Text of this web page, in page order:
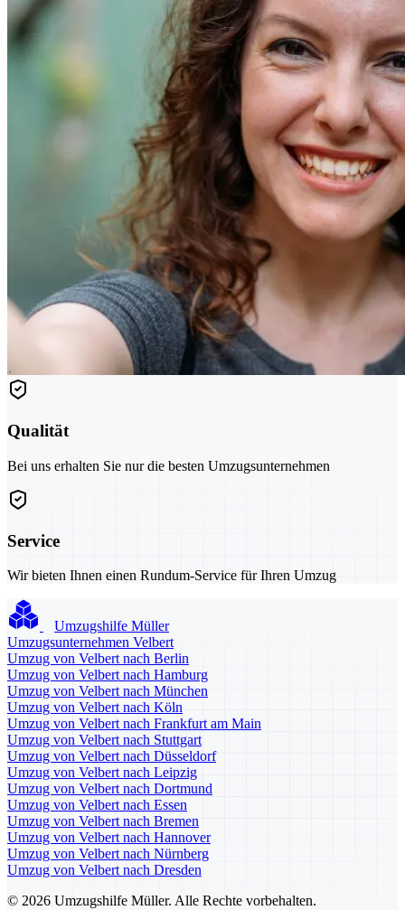
Qualität
Bei uns erhalten Sie nur die besten Umzugsunternehmen
Service
Wir bieten Ihnen einen Rundum-Service für Ihren Umzug
Umzugshilfe Müller
Umzugsunternehmen Velbert
Umzug von Velbert nach Berlin
Umzug von Velbert nach Hamburg
Umzug von Velbert nach München
Umzug von Velbert nach Köln
Umzug von Velbert nach Frankfurt am Main
Umzug von Velbert nach Stuttgart
Umzug von Velbert nach Düsseldorf
Umzug von Velbert nach Leipzig
Umzug von Velbert nach Dortmund
Umzug von Velbert nach Essen
Umzug von Velbert nach Bremen
Umzug von Velbert nach Hannover
Umzug von Velbert nach Nürnberg
Umzug von Velbert nach Dresden
© 2026 Umzugshilfe Müller. Alle Rechte vorbehalten.